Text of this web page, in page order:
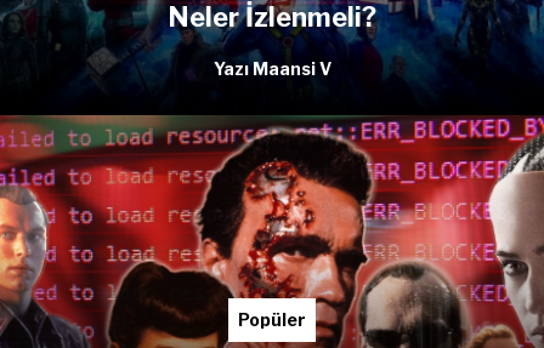
Neler İzlenmeli?
Yazı Maansi V
Popüler